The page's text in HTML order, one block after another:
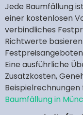
Jede Baumfällung
einer kostenlosen
verbindliches
Richtwerte
Eine ausführliche
Zusatzkosten,
Beispielrechnungen
Baumfällung in